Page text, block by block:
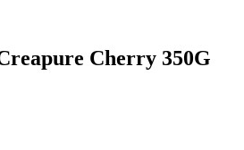
Cherry 350G